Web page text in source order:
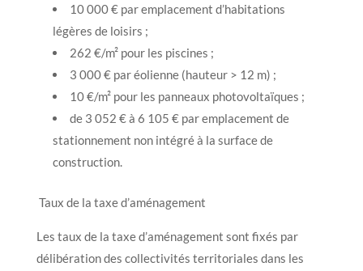
10 000 € par emplacement d’habitations
légères de loisirs ;
262 €/m² pour les piscines ;
3 000 € par éolienne (hauteur > 12 m) ;
10 €/m² pour les panneaux photovoltaïques ;
de 3 052 € à 6 105 € par emplacement de
stationnement non intégré à la surface de
construction.
Taux de la taxe d’aménagement
Les taux de la taxe d’aménagement sont fixés par
délibération des collectivités territoriales dans les